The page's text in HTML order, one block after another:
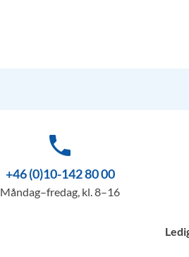
phone
+46 (0)10-142 80 00
Måndag–fredag, kl. 8–16